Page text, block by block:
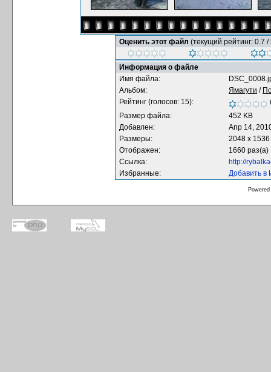
Оценить этот файл (текущий рейтинг: 0.7 /
Информация о файле
Имя файла:
Альбом:
Ямагути /
Рейтинг (голосов: 15):
Размер файла:
452 KB
Добавлен:
Апр 14,
Размеры:
2048 x 1536
Отображен:
1660 раз(а)
Ссылка:
http://
Избранные:
Добавить в